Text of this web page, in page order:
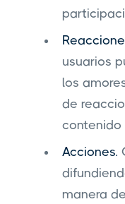
usuarios
los
de
contenido
Acciones.
manera